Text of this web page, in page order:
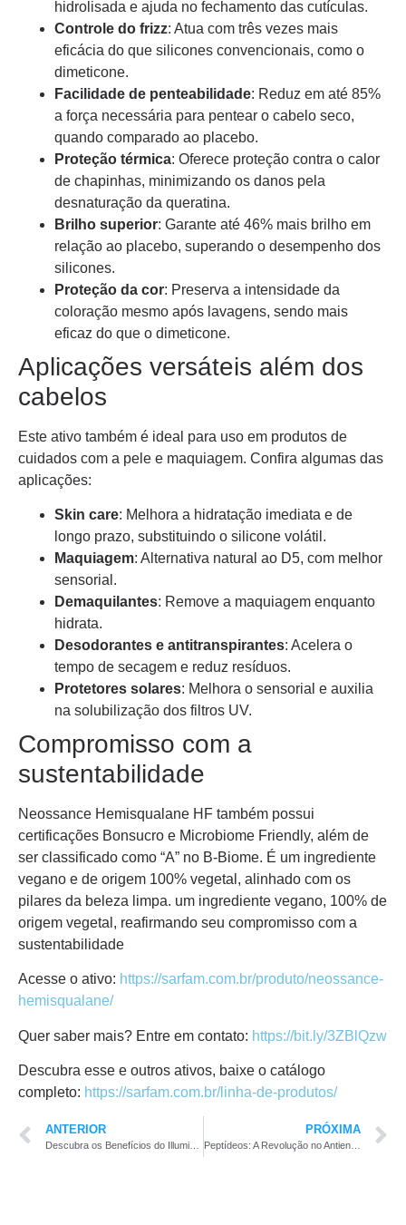
hidrolisada e ajuda no fechamento das cutículas.
Controle do frizz: Atua com três vezes mais
eficácia do que silicones convencionais, como o
dimeticone.
Facilidade de penteabilidade: Reduz em até 85%
a força necessária para pentear o cabelo seco,
quando comparado ao placebo.
Proteção térmica: Oferece proteção contra o calor
de chapinhas, minimizando os danos pela
desnaturação da queratina.
Brilho superior: Garante até 46% mais brilho em
relação ao placebo, superando o desempenho dos
silicones.
Proteção da cor: Preserva a intensidade da
coloração mesmo após lavagens, sendo mais
eficaz do que o dimeticone.
Aplicações versáteis além dos
cabelos
Este ativo também é ideal para uso em produtos de
cuidados com a pele e maquiagem. Confira algumas das
aplicações:
Skin care: Melhora a hidratação imediata e de
longo prazo, substituindo o silicone volátil.
Maquiagem: Alternativa natural ao D5, com melhor
sensorial.
Demaquilantes: Remove a maquiagem enquanto
hidrata.
Desodorantes e antitranspirantes: Acelera o
tempo de secagem e reduz resíduos.
Protetores solares: Melhora o sensorial e auxilia
na solubilização dos filtros UV.
Compromisso com a
sustentabilidade
Neossance Hemisqualane HF também possui
certificações Bonsucro e Microbiome Friendly, além de
ser classificado como “A” no B-Biome. É um ingrediente
vegano e de origem 100% vegetal, alinhado com os
pilares da beleza limpa. um ingrediente vegano, 100% de
origem vegetal, reafirmando seu compromisso com a
sustentabilidade
Acesse o ativo: https://sarfam.com.br/produto/neossance-
hemisqualane/
Quer saber mais? Entre em contato: https://bit.ly/3ZBlQzw
Descubra esse e outros ativos, baixe o catálogo
completo: https://sarfam.com.br/linha-de-produtos/
ANTERIOR
Descubra os Benefícios do Illuminyl™ 388: O Inovador Clareador de Pele da Givaudan
PRÓXIMA
Peptídeos: A Revolução no Antienvelhecimento e Cuidado da Pele